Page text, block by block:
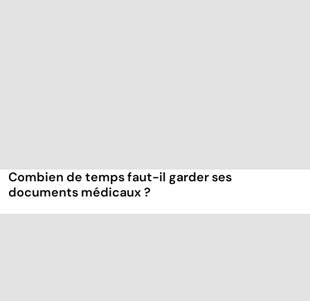
Combien de temps faut-il garder ses
documents médicaux ?